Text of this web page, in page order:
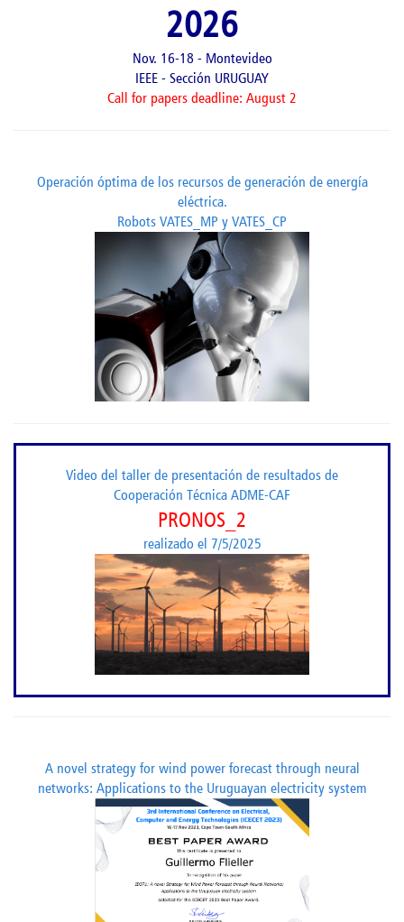
2026
Nov. 16-18 - Montevideo
IEEE - Sección URUGUAY
Call for papers deadline: August 2
Operación óptima de los recursos de generación de energía
eléctrica.
Robots VATES_MP y VATES_CP
Video del taller de presentación de resultados de
Cooperación Técnica ADME-CAF
PRONOS_2
realizado el 7/5/2025
A novel strategy for wind power forecast through neural
networks: Applications to the Uruguayan electricity system